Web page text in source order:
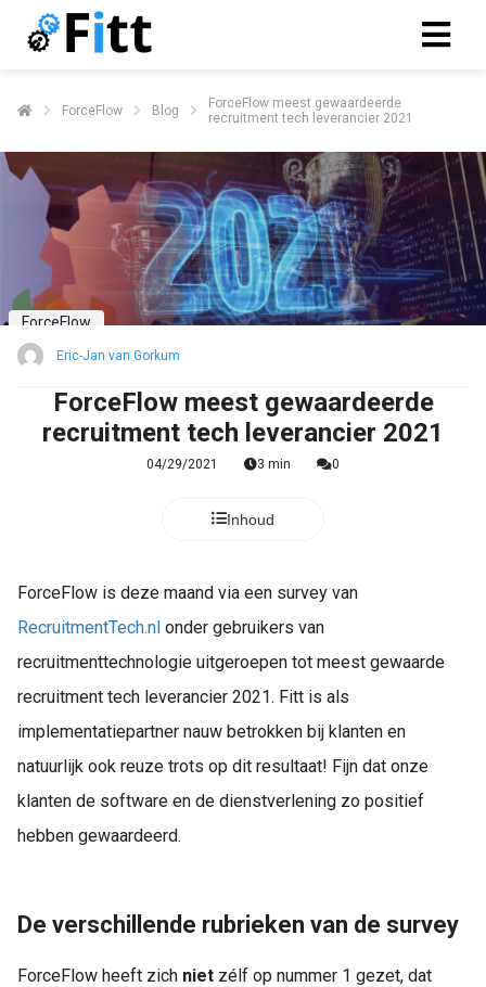
ForceFlow Blog
ForceFlow meest gewaardeerde
recruitment tech leverancier 2021
ForceFlow
Eric-Jan van Gorkum
ForceFlow meest gewaardeerde
recruitment tech leverancier 2021
04/29/2021 3 min 0
Inhoud
ForceFlow is deze maand via een survey van
RecruitmentTech.nl onder gebruikers van
recruitmenttechnologie uitgeroepen tot meest gewaarde
recruitment tech leverancier 2021. Fitt is als
implementatiepartner nauw betrokken bij klanten en
natuurlijk ook reuze trots op dit resultaat! Fijn dat onze
klanten de software en de dienstverlening zo positief
hebben gewaardeerd.
De verschillende rubrieken van de survey
ForceFlow heeft zich niet zélf op nummer 1 gezet, dat
zijn
om
te
worden
te
over
op
gebruikt
te